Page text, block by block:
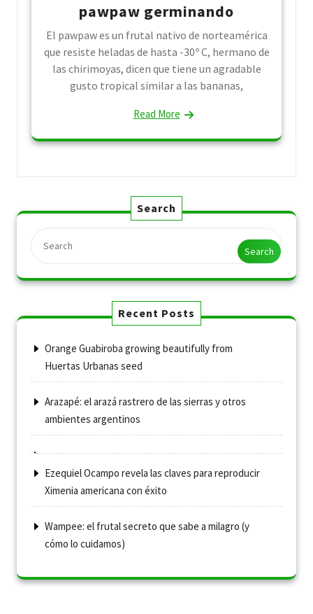
pawpaw germinando
El pawpaw es un frutal nativo de norteamérica
que resiste heladas de hasta -30º C, hermano de
las chirimoyas, dicen que tiene un agradable
gusto tropical similar a las bananas,
Read More
Search
Search
Recent Posts
Orange Guabiroba growing beautifully from
Huertas Urbanas seed
Arazapé: el arazá rastrero de las sierras y otros
ambientes argentinos
Ezequiel Ocampo revela las claves para reproducir
Ximenia americana con éxito
Wampee: el frutal secreto que sabe a milagro (y
cómo lo cuidamos)